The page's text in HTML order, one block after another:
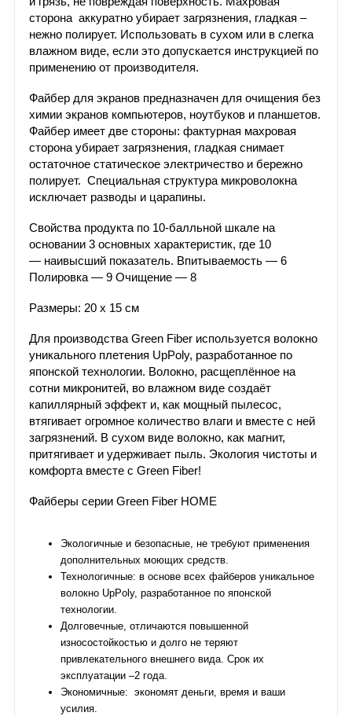
сторона аккуратно убирает загрязнения, гладкая –
нежно полирует. Использовать в сухом или в слегка
влажном виде, если это допускается инструкцией по
применению от производителя.
Файбер для экранов предназначен для очищения без
химии экранов компьютеров, ноутбуков и планшетов.
Файбер имеет две стороны: фактурная махровая
сторона убирает загрязнения, гладкая снимает
остаточное статическое электричество и бережно
полирует. Специальная структура микроволокна
исключает разводы и царапины.
Свойства продукта по 10-балльной шкале на
основании 3 основных характеристик, где 10
— наивысший показатель. Впитываемость — 6
Полировка — 9 Очищение — 8
Размеры: 20 х 15 см
Для производства Green Fiber используется волокно
уникального плетения UpPoly, разработанное по
японской технологии. Волокно, расщеплённое на
сотни микронитей, во влажном виде создаёт
капиллярный эффект и, как мощный пылесос,
втягивает огромное количество влаги и вместе с ней
загрязнений. В сухом виде волокно, как магнит,
притягивает и удерживает пыль. Экология чистоты и
комфорта вместе с Green Fiber!
Файберы серии Green Fiber HOME
Экологичные и безопасные, не требуют применения
дополнительных моющих средств.
Технологичные: в основе всех файберов уникальное
волокно UpPoly, разработанное по японской
технологии.
Долговечные, отличаются повышенной
износостойкостью и долго не теряют
привлекательного внешнего вида. Срок их
эксплуатации –2 года.
Экономичные: экономят деньги, время и ваши
усилия.